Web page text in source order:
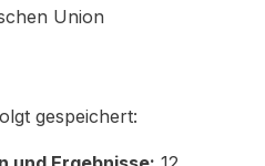
Union
gespeichert: